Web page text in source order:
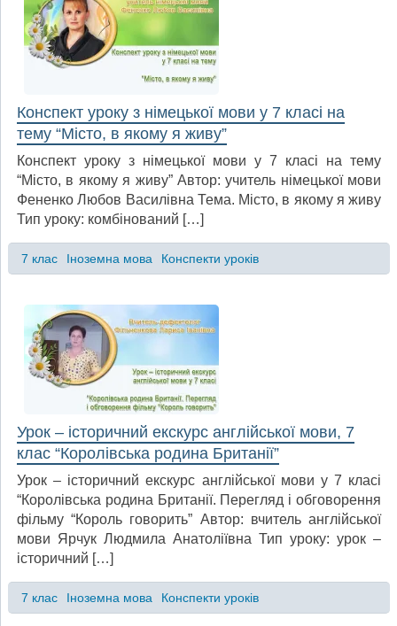
Конспект уроку з німецької мови у 7 класі на
тему “Місто, в якому я живу”
Конспект уроку з німецької мови у 7 класі на тему
“Місто, в якому я живу” Автор: учитель німецької мови
Фененко Любов Василівна Тема. Місто, в якому я живу
Тип уроку: комбінований […]
7 клас Іноземна мова Конспекти уроків
Урок – історичний екскурс англійської мови, 7
клас “Королівська родина Британії”
Урок – історичний екскурс англійської мови у 7 класі
“Королівська родина Британії. Перегляд і обговорення
фільму “Король говорить” Автор: вчитель англійської
мови Ярчук Людмила Анатоліївна Тип уроку: урок –
історичний […]
7 клас Іноземна мова Конспекти уроків